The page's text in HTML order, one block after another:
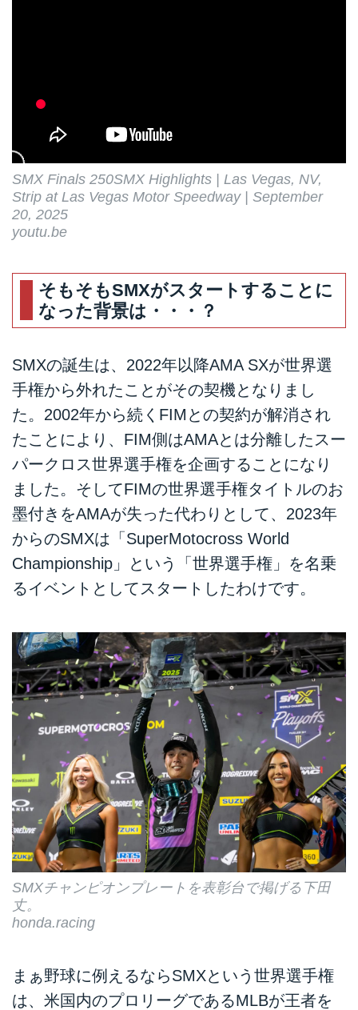
SMX Finals 250SMX Highlights | Las Vegas, NV,
Strip at Las Vegas Motor Speedway | September
20, 2025
youtu.be
そもそもSMXがスタートすることに
なった背景は・・・？
SMXの誕生は、2022年以降AMA SXが世界選
手権から外れたことがその契機となりまし
た。2002年から続くFIMとの契約が解消され
たことにより、FIM側はAMAとは分離したスー
パークロス世界選手権を企画することになり
ました。そしてFIMの世界選手権タイトルのお
墨付きをAMAが失った代わりとして、2023年
からのSMXは「SuperMotocross World
Championship」という「世界選手権」を名乗
るイベントとしてスタートしたわけです。
SMXチャンピオンプレートを表彰台で掲げる下田
丈。
honda.racing
まぁ野球に例えるならSMXという世界選手権
は、米国内のプロリーグであるMLBが王者を